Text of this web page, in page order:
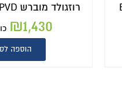
רוזגולד מוברש PVD דגם BM3129
₪1,430
הוספה